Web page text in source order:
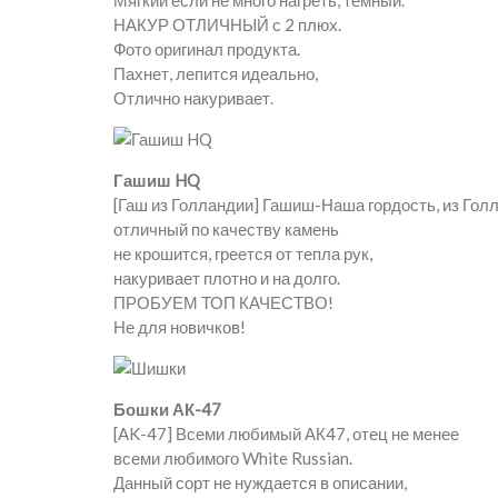
НАКУР ОТЛИЧНЫЙ с 2 плюх.
Фото оригинал продукта.
Пахнет, лепится идеально,
Отлично накуривает.
Гашиш HQ
[Гаш из Голландии] Гашиш-Наша гордость, из
отличный по качеству камень
не крошится, греется от тепла рук,
накуривает плотно и на долго.
ПРОБУЕМ ТОП КАЧЕСТВО!
Не для новичков!
Бошки АК-47
[AK-47] Всеми любимый АК47, отец не менее
всеми любимого White Russian.
Данный сорт не нуждается в описании,